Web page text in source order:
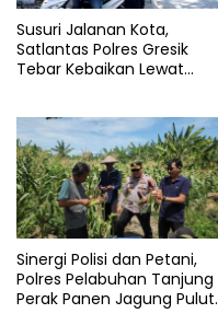
Susuri Jalanan Kota,
Satlantas Polres Gresik
Tebar Kebaikan Lewat
Sinergi Polisi dan Petani,
Polres Pelabuhan Tanjung
Perak Panen Jagung Pulut